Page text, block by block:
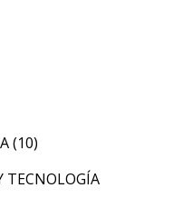
(10)
TECNOLOGÍA